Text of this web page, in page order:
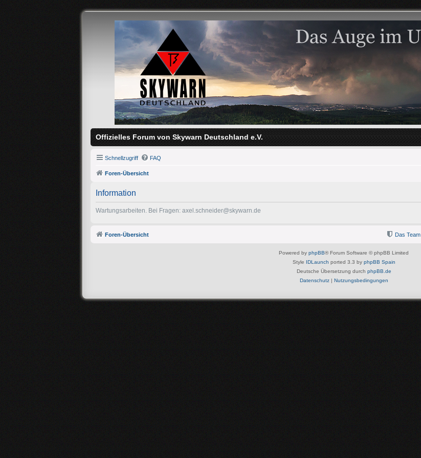
Offizielles Forum von Skywarn Deutschland e.V.
Schnellzugriff FAQ
Foren-Übersicht
Information
Wartungsarbeiten. Bei Fragen: axel.schneider@skywarn.de
Foren-Übersicht Das Team
Powered by phpBB® Forum Software © phpBB Limited
Style IDLaunch ported 3.3 by phpBB Spain
Deutsche Übersetzung durch phpBB.de
Datenschutz| Nutzungsbedingungen